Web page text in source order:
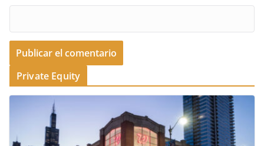
Private Equity